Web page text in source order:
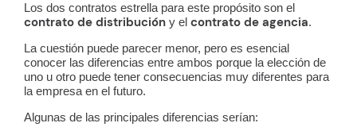
Los dos contratos estrella para este propósito son el
contrato de distribución y el contrato de agencia.
La cuestión puede parecer menor, pero es esencial
conocer las diferencias entre ambos porque la elección de
uno u otro puede tener consecuencias muy diferentes para
la empresa en el futuro.
Algunas de las principales diferencias serían: